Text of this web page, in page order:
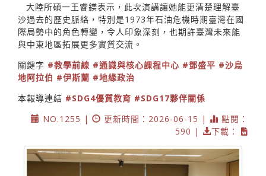
大陸所碩一王睿鎂表示，此次演講讓她能更清楚理解臺
沙過去的歷史脈絡，特別是1973年石油危機時期臺灣在國
際局勢中的角色轉變，令人印象深刻，也期許臺灣未來能
與中東地區拓展更多實質交流。
關鍵字 #教學前線 #通識與核心課程中心 #鄧盛平 #沙烏
地阿拉伯 #伊斯蘭 #地緣政治
本報導連結 #SDG4優質教育 #SDG17夥伴關係
NO.1255 |
更新時間：2026-06-15 |
點閱：
590 |
下載：